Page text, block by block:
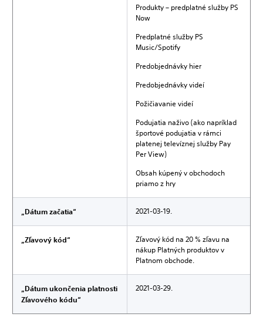
Produkty – predplatné služby PS
Now
Predplatné služby PS
Music/Spotify
Predobjednávky hier
Predobjednávky videí
Požičiavanie videí
Podujatia naživo (ako napríklad
športové podujatia v rámci
platenej televíznej služby Pay
Per View)
Obsah kúpený v obchodoch
priamo z hry
„Dátum začatia“ 2021-03-19.
„Zľavový kód“
Zľavový kód na 20 % zľavu na
nákup Platných produktov v
Platnom obchode.
„Dátum ukončenia platnosti
Zľavového kódu“
2021-03-29.